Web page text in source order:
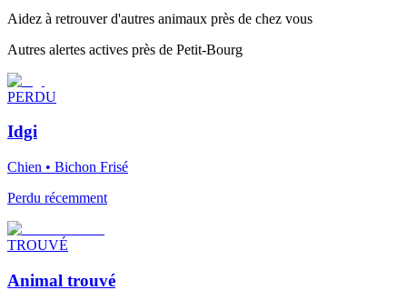
Aidez à retrouver d'autres animaux près de chez vous
Autres alertes actives près de Petit-Bourg
PERDU
Idgi
Chien • Bichon Frisé
Perdu récemment
TROUVÉ
Animal trouvé